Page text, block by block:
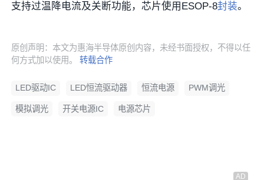
支持过温降电流及关断功能，芯片使用ESOP-8封装。
原创声明：本文为惠海半导体原创内容，未经书面授权，不得以任
何方式加以使用。转载合作
LED驱动IC LED恒流驱动器 恒流电源 PWM调光
模拟调光 开关电源IC 电源芯片